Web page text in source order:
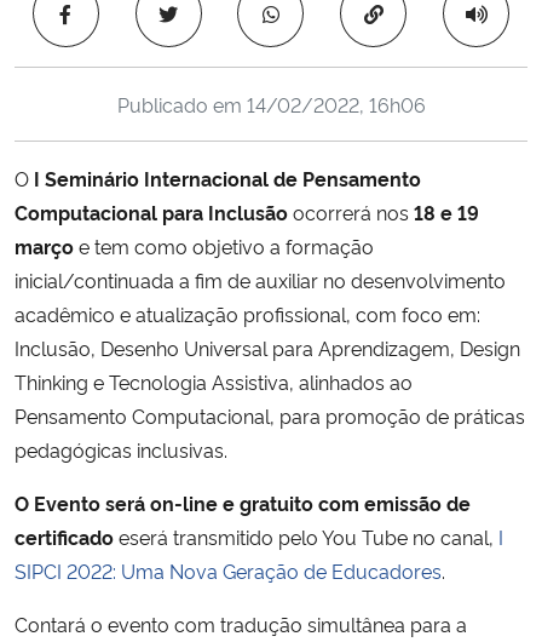
Ministério da Cidadania
Ministério de Minas e Energia
Ministério da Ciência, Tecnologia, Inovações e Comunicações
Ministério do Meio Ambiente
Ministério do Turismo
Ministério do Desenvolvimento Regional
Controladoria-Geral da União
Ministério da Mulher, da Família e dos Direitos Humanos
Copiar para área
Publicado em 14/02/2022, 16h06
O I Seminário Internacional de Pensamento
Computacional para Inclusãoocorrerá nos 18 e 19
marçoe tem como objetivo a formação
inicial/continuada a fim de auxiliar no desenvolvimento
acadêmico e atualização profissional, com foco em:
Inclusão, Desenho Universal para Aprendizagem, Design
Thinking e Tecnologia Assistiva, alinhados ao
Pensamento Computacional, para promoção de práticas
pedagógicas inclusivas.
O Evento será on-line e gratuito com emissão de
certificadoeserá transmitido pelo You Tube no canal, I
SIPCI 2022: Uma Nova Geração de Educadores.
Contará o evento com tradução simultânea para a